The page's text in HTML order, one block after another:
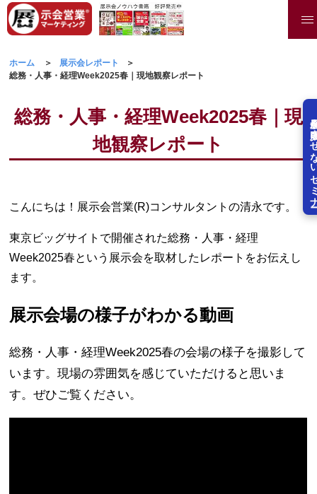
展示会を失
ホーム
展示会レポート
総務・人事・経理Week2025春｜現地観察レポート
総務・人事・経理Week2025春｜現
地観察レポート
こんにちは！展示会営業(R)コンサルタントの清永です。
東京ビッグサイトで開催された総務・人事・経理
Week2025春という展示会を取材したレポートをお伝えし
ます。
展示会場の様子がわかる動画
総務・人事・経理Week2025春の会場の様子を撮影して
います。現場の雰囲気を感じていただけると思いま
す。ぜひご覧ください。